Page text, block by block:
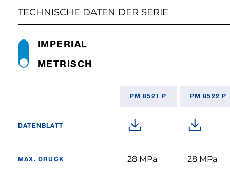
TECHNISCHE DATEN DER SERIE
METRISCH
IMPERIAL
PM 8521 P PM 8522 P
DATENBLATT
MAX. DRUCK 28 MPa 28 MPa